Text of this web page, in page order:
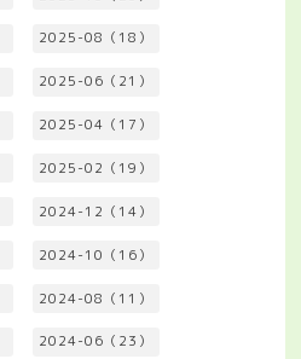
2025-08（18）
2025-06（21）
2025-04（17）
2025-02（19）
2024-12（14）
2024-10（16）
2024-08（11）
2024-06（23）